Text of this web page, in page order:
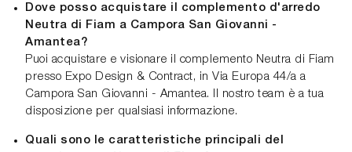
Dove posso acquistare il complemento d'arredo
Neutra di Fiam a Campora San Giovanni -
Amantea?
Puoi acquistare e visionare il complemento Neutra di Fiam
presso Expo Design & Contract, in Via Europa 44/a a
Campora San Giovanni - Amantea. Il nostro team è a tua
disposizione per qualsiasi informazione.
Quali sono le caratteristiche principali del